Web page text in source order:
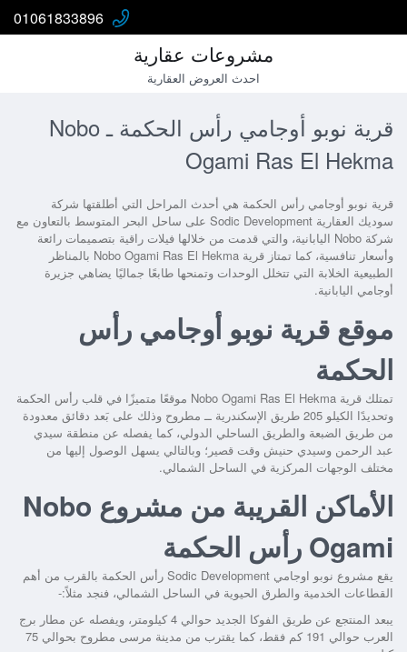
01061833896
مشروعات عقارية
احدث العروض العقارية
قرية نوبو أوجامي رأس الحكمة ـ Nobo
Ogami Ras El Hekma
قرية نوبو أوجامي رأس الحكمة هي أحدث المراحل التي أطلقتها شركة
سوديك العقارية Sodic Development على ساحل البحر المتوسط بالتعاون مع
شركة Nobo اليابانية، والتي قدمت من خلالها فيلات راقية بتصميمات رائعة
وأسعار تنافسية، كما تمتاز قرية Nobo Ogami Ras El Hekma بالمناظر
الطبيعية الخلابة التي تتخلل الوحدات وتمنحها طابعًا جماليًا يضاهي جزيرة
أوجامي اليابانية.
موقع قرية نوبو أوجامي رأس
الحكمة
تمتلك قرية Nobo Ogami Ras El Hekma
موقعًا متميزًا في قلب رأس الحكمة
وتحديدًا الكيلو 205 طريق الإسكندرية ــ مطروح وذلك على بَعد دقائق معدودة
من طريق الضبعة والطريق الساحلي الدولي، كما يفصله عن منطقة سيدي
عبد الرحمن وسيدي حنيش وقت قصير؛ وبالتالي يسهل الوصول إليها من
مختلف الوجهات المركزية في الساحل الشمالي.
الأماكن القريبة من مشروع Nobo
Ogami رأس الحكمة
يقع مشروع نوبو اوجامي Sodic Development رأس الحكمة
بالقرب من أهم
القطاعات الخدمية والطرق الحيوية في الساحل الشمالي، فنجد مثلاً:-
يبعد المنتجع عن طريق الفوكا الجديد حوالي 4 كيلومتر، ويفصله عن مطار برج
العرب حوالي 191 كم فقط، كما يقترب من مدينة مرسى مطروح بحوالي 75